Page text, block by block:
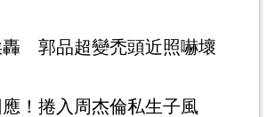
轟 郭品超變禿頭近照嚇壞
！捲入周杰倫私生子風